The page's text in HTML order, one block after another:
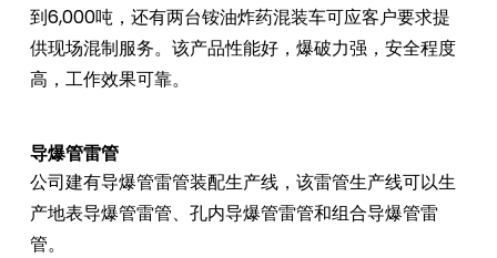
到6,000吨，还有两台铵油炸药混装车可应客户要求提
供现场混制服务。该产品性能好，爆破力强，安全程度
高，工作效果可靠。
导爆管雷管
公司建有导爆管雷管装配生产线，该雷管生产线可以生
产地表导爆管雷管、孔内导爆管雷管和组合导爆管雷
管。